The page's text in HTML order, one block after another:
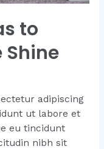
to
Shine
adipiscing
ut labore et
eu tincidunt
nibh sit